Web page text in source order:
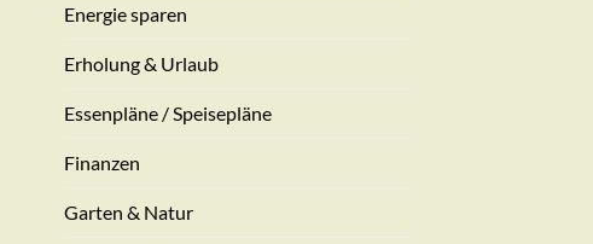
Energie sparen
Erholung & Urlaub
Essenpläne / Speisepläne
Finanzen
Garten & Natur